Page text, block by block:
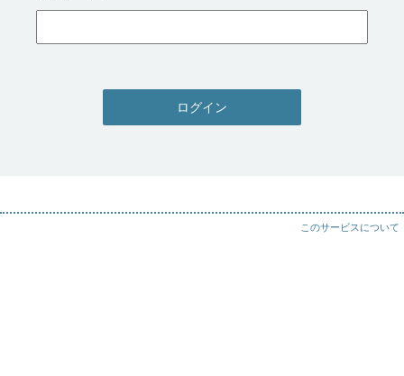
ログイン
このサービスについて